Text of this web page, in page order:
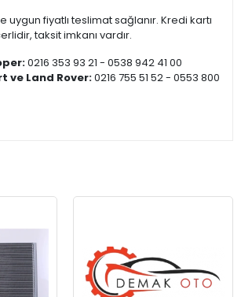
uygun fiyatlı teslimat sağlanır. Kredi kartı
taksit imkanı vardır.
0216 353 93 21 - 0538 942 41 00
ve Land Rover:0216 755 51 52 - 0553 800